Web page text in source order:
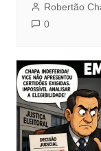
Robertão
0